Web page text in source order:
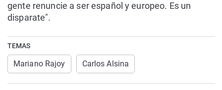
gente renuncie a ser español y europeo. Es un
disparate".
TEMAS
Mariano Rajoy Carlos Alsina